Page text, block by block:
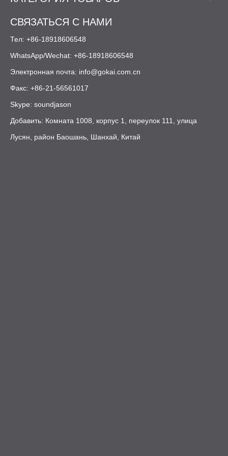
СВЯЗАТЬСЯ С НАМИ
Тел: +86-18918606548
WhatsApp/Wechat: +86-18918606548
Электронная почта: info@gokai.com.cn
Факс: +86-21-56561017
Skype: soundjason
Добавить: Комната 1008, корпус 1, переулок 111, улица
Лусян, район Баошань, Шанхай, Китай